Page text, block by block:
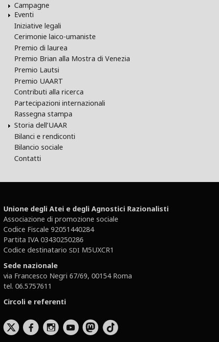
Campagne
Eventi
Iniziative legali
Cerimonie laico-umaniste
Premio di laurea
Premio Brian alla Mostra di Venezia
Premio Lautsi
Premio UAART
Contributi alla ricerca
Partecipazioni internazionali
Rassegna stampa
Storia dell’UAAR
Bilanci e rendiconti
Bilancio sociale
Contatti
Unione degli Atei e degli Agnostici Razionalisti
Associazione di promozione sociale
Codice Fiscale 92051440284
Partita IVA 03430250286
Codice destinatario SDI M5UXCR1
Sede nazionale
via Francesco Negri 67/69, 00154 Roma
tel. 06.5757611
Circoli e referenti
b x r